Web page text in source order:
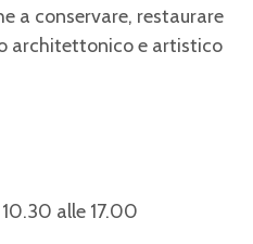
a conservare, restaurare
architettonico e artistico
alle 17.00